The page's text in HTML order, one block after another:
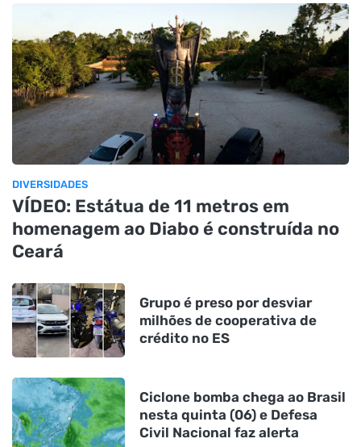
DIVERSIDADES
VÍDEO: Estátua de 11 metros em
homenagem ao Diabo é construída no
Ceará
Grupo é preso por desviar
milhões de cooperativa de
crédito no ES
Ciclone bomba chega ao Brasil
nesta quinta (06) e Defesa
Civil Nacional faz alerta